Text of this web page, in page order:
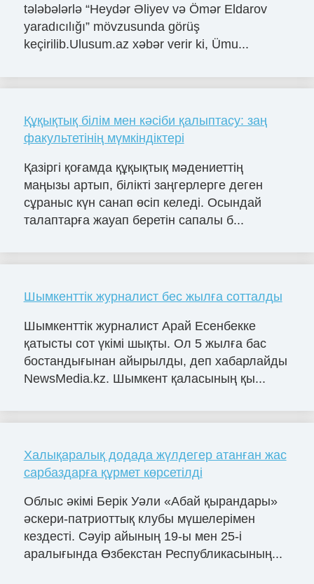
tələbələrlə “Heydər Əliyev və Ömər Eldarov
yaradıcılığı” mövzusunda görüş
keçirilib.Ulusum.az xəbər verir ki, Ümu...
Құқықтық білім мен кәсіби қалыптасу: заң
факультетінің мүмкіндіктері
Қазіргі қоғамда құқықтық мәдениеттің
маңызы артып, білікті заңгерлерге деген
сұраныс күн санап өсіп келеді. Осындай
талаптарға жауап беретін сапалы б...
Шымкенттік журналист бес жылға сотталды
Шымкенттік журналист Арай Есенбекке
қатысты сот үкімі шықты. Ол 5 жылға бас
бостандығынан айырылды, деп хабарлайды
NewsMedia.kz. Шымкент қаласының қы...
Халықаралық додада жүлдегер атанған жас
сарбаздарға құрмет көрсетілді
Облыс әкімі Берік Уәли «Абай қырандары»
әскери-патриоттық клубы мүшелерімен
кездесті. Сәуір айының 19-ы мен 25-і
аралығында Өзбекстан Республикасының...